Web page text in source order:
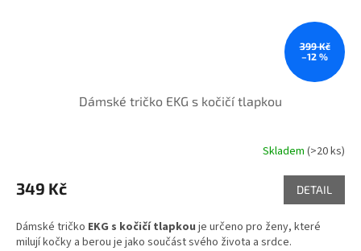
399 Kč
–12 %
Dámské tričko EKG s kočičí tlapkou
Skladem (>20 ks)
349 Kč DETAIL
Dámské tričko EKG s kočičí tlapkou je určeno pro ženy, které
milují kočky a berou je jako součást svého života a srdce.